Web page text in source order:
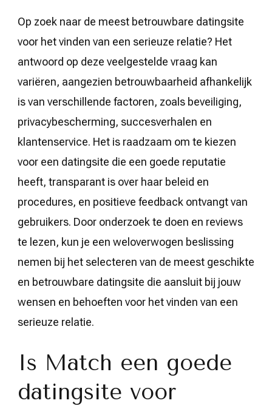
Op zoek naar de meest betrouwbare datingsite
voor het vinden van een serieuze relatie? Het
antwoord op deze veelgestelde vraag kan
variëren, aangezien betrouwbaarheid afhankelijk
is van verschillende factoren, zoals beveiliging,
privacybescherming, succesverhalen en
klantenservice. Het is raadzaam om te kiezen
voor een datingsite die een goede reputatie
heeft, transparant is over haar beleid en
procedures, en positieve feedback ontvangt van
gebruikers. Door onderzoek te doen en reviews
te lezen, kun je een weloverwogen beslissing
nemen bij het selecteren van de meest geschikte
en betrouwbare datingsite die aansluit bij jouw
wensen en behoeften voor het vinden van een
serieuze relatie.
Is Match een goede
datingsite voor